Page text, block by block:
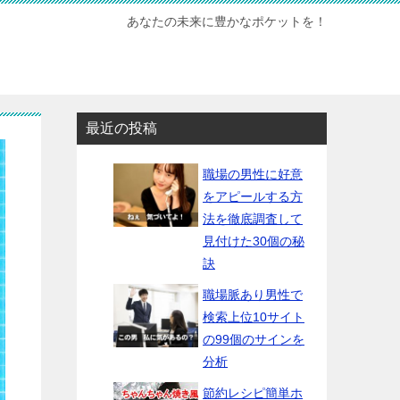
あなたの未来に豊かなポケットを！
最近の投稿
職場の男性に好意
をアピールする方
法を徹底調査して
見付けた30個の秘
訣
職場脈あり男性で
検索上位10サイト
の99個のサインを
分析
節約レシピ簡単ホ